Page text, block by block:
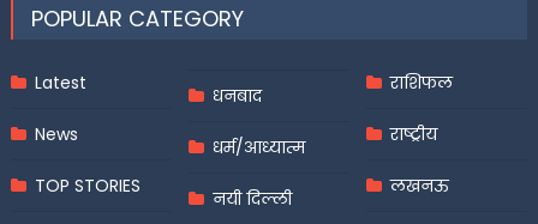
POPULAR CATEGORY
Latest
News
TOP STORIES
धनबाद
धर्म/आध्यात्म
नयी दिल्ली
राशिफल
राष्ट्रीय
लखनऊ